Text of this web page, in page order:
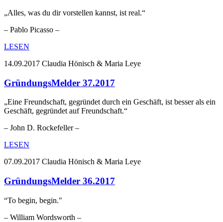
„Alles, was du dir vorstellen kannst, ist real.“
– Pablo Picasso –
LESEN
14.09.2017 Claudia Hönisch & Maria Leye
GründungsMelder 37.2017
„Eine Freundschaft, gegründet durch ein Geschäft, ist besser als ein
Geschäft, gegründet auf Freundschaft.“
– John D. Rockefeller –
LESEN
07.09.2017 Claudia Hönisch & Maria Leye
GründungsMelder 36.2017
“To begin, begin."
– William Wordsworth –